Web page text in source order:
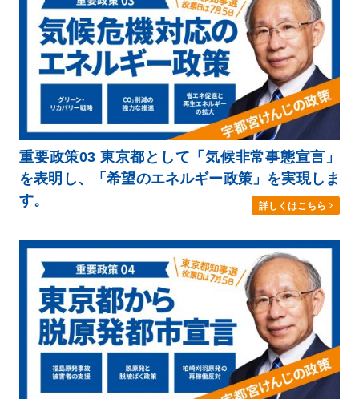
重要政策03 東京都として「気候非常事態宣言」
を表明し、「希望のエネルギー政策」を実現しま
す。
詳しくはこちら